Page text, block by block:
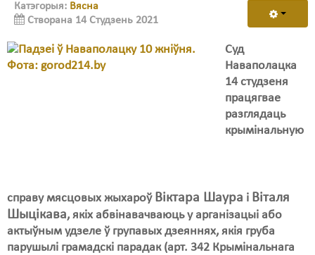
Катэгорыя: Вясна
Створана 14 Студзень 2021
Суд
Наваполацка
14 студзеня
працягвае
разглядаць
крымінальную
справу мясцовых жыхароў Віктара Шаура і Віталя
Шыцікава, якіх абвінавачваюць у арганізацыі або
актыўным удзеле ў групавых дзеяннях, якія груба
парушылі грамадскі парадак (арт. 342 Крымінальнага
Дзяржава
Дыскрымінацыя
Мігранты
Мірныя сходы